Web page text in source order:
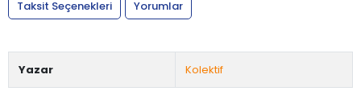
Taksit Seçenekleri
Yorumlar
Yazar Kolektif